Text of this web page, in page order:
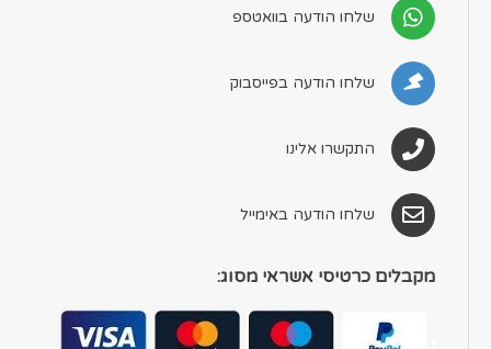
שלחו הודעה בוואטספ
שלחו הודעה בפייסבוק
התקשרו אלינו
שלחו הודעה באימייל
מקבלים כרטיסי אשראי מסוג: